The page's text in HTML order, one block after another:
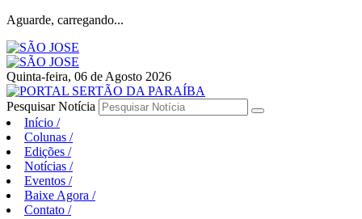
Aguarde, carregando...
Quinta-feira, 06 de Agosto 2026
Pesquisar Notícia
Início /
Colunas /
Edições /
Notícias /
Eventos /
Baixe Agora /
Contato /